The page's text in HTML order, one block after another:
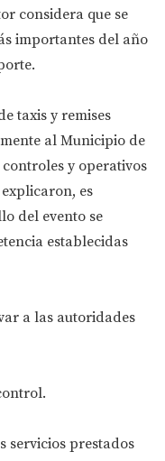
considera que se
importantes del año
taxis y remises
al Municipio de
y operativos
es
del evento se
establecidas
a las autoridades
servicios prestados